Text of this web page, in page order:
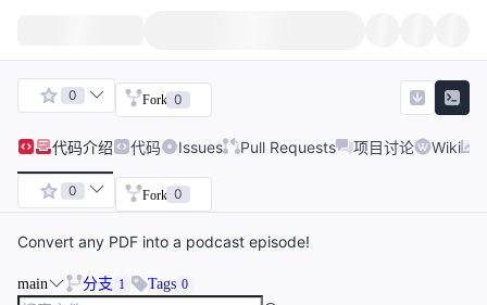
0 Fork 0
代码介绍 代码 Issues Pull Requests 项目讨论 Wiki
0 Fork 0
Convert any PDF into a podcast episode!
main 分支 1 Tags 0